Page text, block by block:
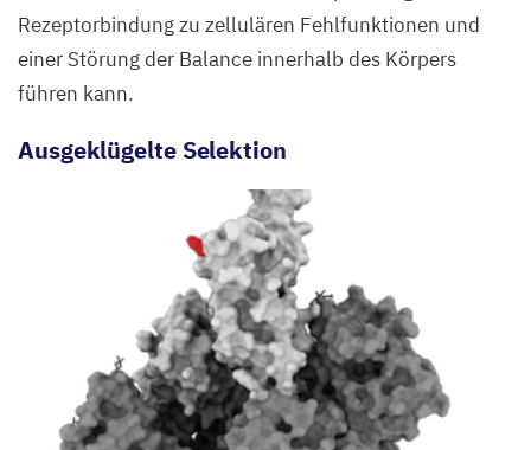
Rezeptorbindung zu zellulären Fehlfunktionen und
einer Störung der Balance innerhalb des Körpers
führen kann.
Ausgeklügelte Selektion